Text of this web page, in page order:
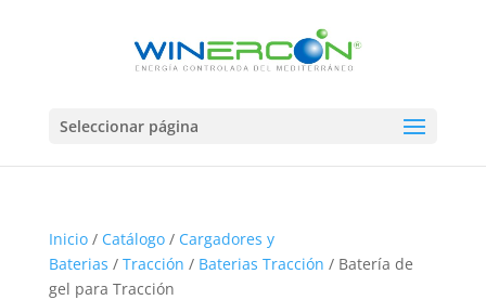
Seleccionar página
Inicio/ Catálogo/ Cargadores y
Baterias / Tracción / Baterias Tracción / Batería de
gel para Tracción